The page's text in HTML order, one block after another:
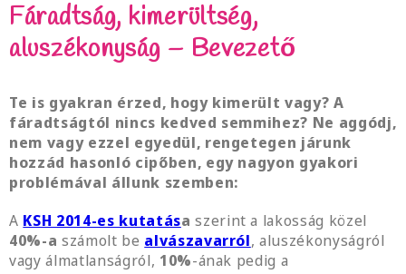
Fáradtság, kimerültség,
aluszékonyság – Bevezető
Te is gyakran érzed, hogy kimerült vagy? A
fáradtságtól nincs kedved semmihez? Ne aggódj,
nem vagy ezzel egyedül, rengetegen járunk
hozzád hasonló cipőben, egy nagyon gyakori
problémával állunk szemben:
A KSH 2014-es kutatása szerint a lakosság közel
40%-a számolt be alvászavarról, aluszékonyságról
vagy álmatlanságról, 10%-ának pedig a